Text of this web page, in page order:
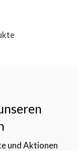
und Aktionen